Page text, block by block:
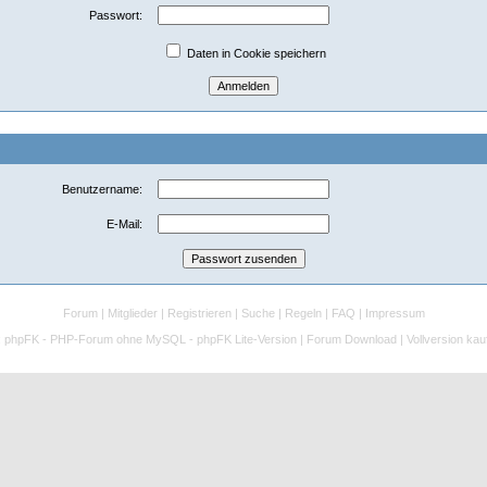
Passwort:
Daten in Cookie speichern
Benutzername:
E-Mail:
Forum Mitglieder Registrieren Suche Regeln FAQ
Impressum
phpFK - PHP-Forum ohne MySQL - phpFK Lite-Version Forum Download Vollversion